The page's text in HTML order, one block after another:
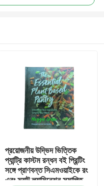
প্রয়োজনীয় উদ্ভিদ ভিত্তিক
প্যান্ট্রি কাস্টম রন্ধন বই প্রিন্টিং
সঙ্গে প্রাণবন্ত সিএমওয়াইকে রং
এবং ম্যাট ল্যামিনেশন সমাপ্তি